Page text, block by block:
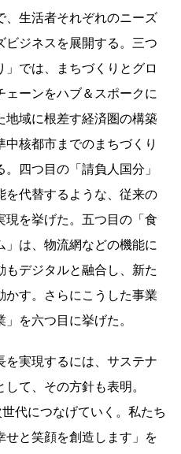
、生活者それぞれのニーズ
ビジネスを展開する。三つ
」では、まちづくりとグロ
ェーンをハブ＆スポークに
地域に根差す経済圏の構築
核都市までのまちづくり
四つ目の「請負人国分」
を代替するような、従来の
現を挙げた。五つ目の「食
は、物流網などの機能に
もデジタルと融合し、新た
かす。さらにこうした事業
を六つ目に挙げた。
実現するには、サステナ
て、その方針も表明。
代につなげていく。私たち
せと笑顔を創造します」を